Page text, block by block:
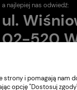
a najlepiej nas odwiedź:
ul.
02-520
strony i pomagają
opcję "Dostosuj